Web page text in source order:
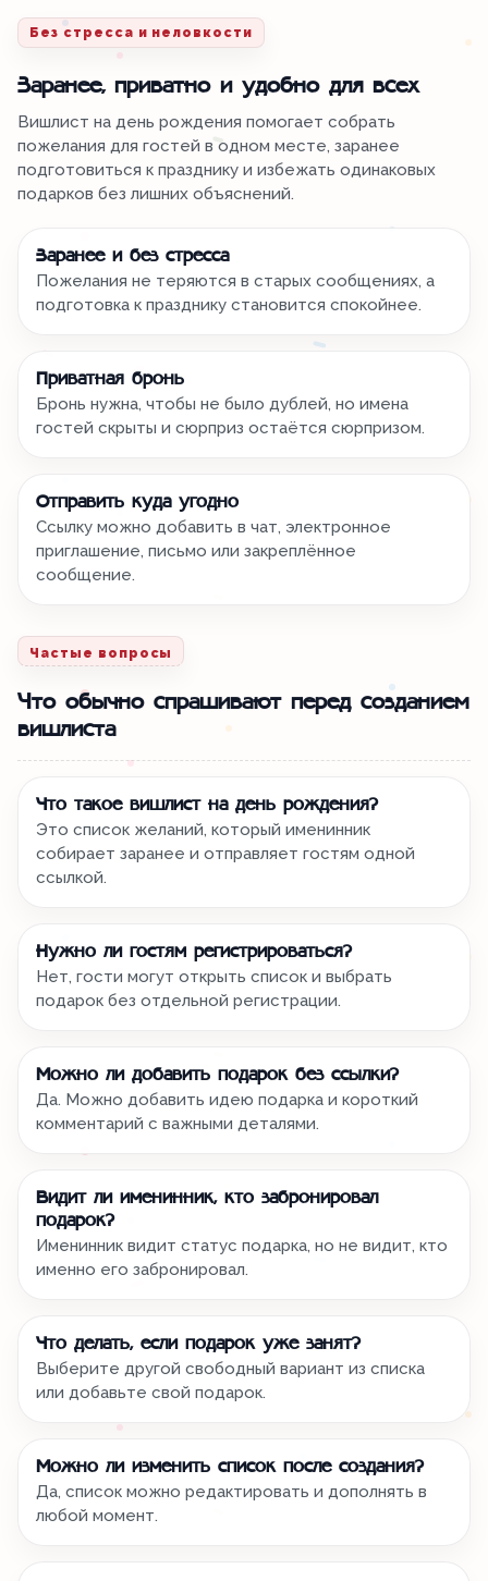
Без стресса и неловкости
Заранее, приватно и удобно для всех
Вишлист на день рождения помогает собрать
пожелания для гостей в одном месте, заранее
подготовиться к празднику и избежать одинаковых
подарков без лишних объяснений.
Заранее и без стресса
Пожелания не теряются в старых сообщениях, а
подготовка к празднику становится спокойнее.
Приватная бронь
Бронь нужна, чтобы не было дублей, но имена
гостей скрыты и сюрприз остаётся сюрпризом.
Отправить куда угодно
Ссылку можно добавить в чат, электронное
приглашение, письмо или закреплённое
сообщение.
Частые вопросы
Что обычно спрашивают перед созданием
вишлиста
Что такое вишлист на день рождения?
Это список желаний, который именинник
собирает заранее и отправляет гостям одной
ссылкой.
Нужно ли гостям регистрироваться?
Нет, гости могут открыть список и выбрать
подарок без отдельной регистрации.
Можно ли добавить подарок без ссылки?
Да. Можно добавить идею подарка и короткий
комментарий с важными деталями.
Видит ли именинник, кто забронировал
подарок?
Именинник видит статус подарка, но не видит, кто
именно его забронировал.
Что делать, если подарок уже занят?
Выберите другой свободный вариант из списка
или добавьте свой подарок.
Можно ли изменить список после создания?
Да, список можно редактировать и дополнять в
любой момент.